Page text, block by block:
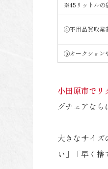
※45リットルの
④不用品買取業
⑤オークション
小田原市でリ
グチェアなら
大きなサイズ
い」「早く捨